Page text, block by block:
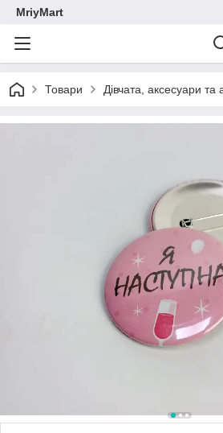
MriyMart
Товари Дівчата, аксесуари